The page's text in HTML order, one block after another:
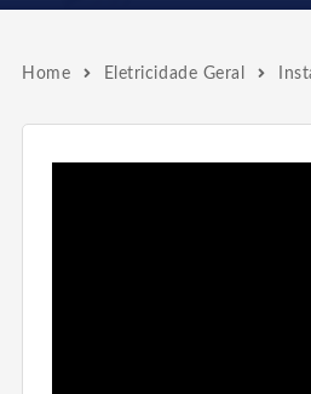
Home Eletricidade Geral